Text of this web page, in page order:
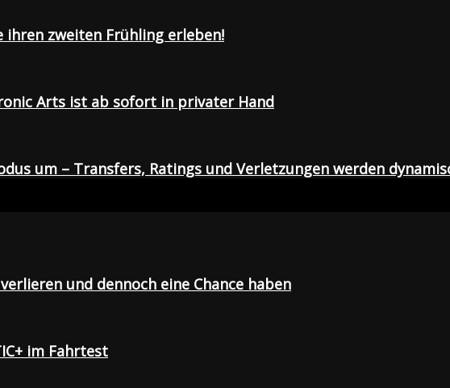
ihren zweiten Frühling erleben!
Arts ist ab sofort in privater Hand
um – Transfers, Ratings und Verletzungen werden
und dennoch eine Chance haben
im Fahrtest